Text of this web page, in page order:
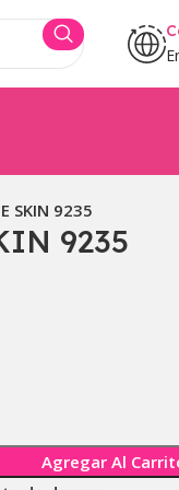
SKIN 9235
9235
Agregar Al